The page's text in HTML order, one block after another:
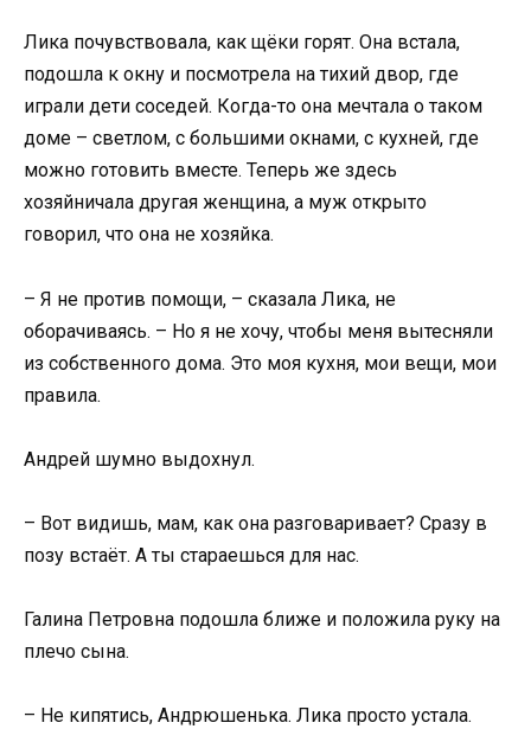
Лика почувствовала, как щёки горят. Она встала,
подошла к окну и посмотрела на тихий двор, где
играли дети соседей. Когда-то она мечтала о таком
доме – светлом, с большими окнами, с кухней, где
можно готовить вместе. Теперь же здесь
хозяйничала другая женщина, а муж открыто
говорил, что она не хозяйка.
– Я не против помощи, – сказала Лика, не
оборачиваясь. – Но я не хочу, чтобы меня вытесняли
из собственного дома. Это моя кухня, мои вещи, мои
правила.
Андрей шумно выдохнул.
– Вот видишь, мам, как она разговаривает? Сразу в
позу встаёт. А ты стараешься для нас.
Галина Петровна подошла ближе и положила руку на
плечо сына.
– Не кипятись, Андрюшенька. Лика просто устала.